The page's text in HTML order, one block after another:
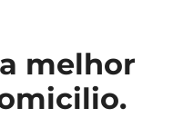
melhor